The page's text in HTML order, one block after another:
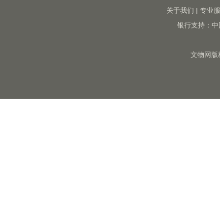
关于我们 | 专业
银行支持：
文物网